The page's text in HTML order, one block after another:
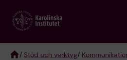
main
/ Stöd och verktyg/